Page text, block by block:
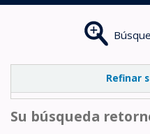
Refinar
Su búsqueda